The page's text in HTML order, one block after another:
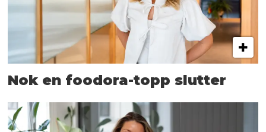
Nok en foodora-topp slutter